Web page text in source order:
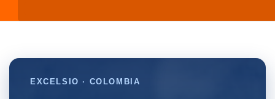
EXCELSIO · COLOMBIA